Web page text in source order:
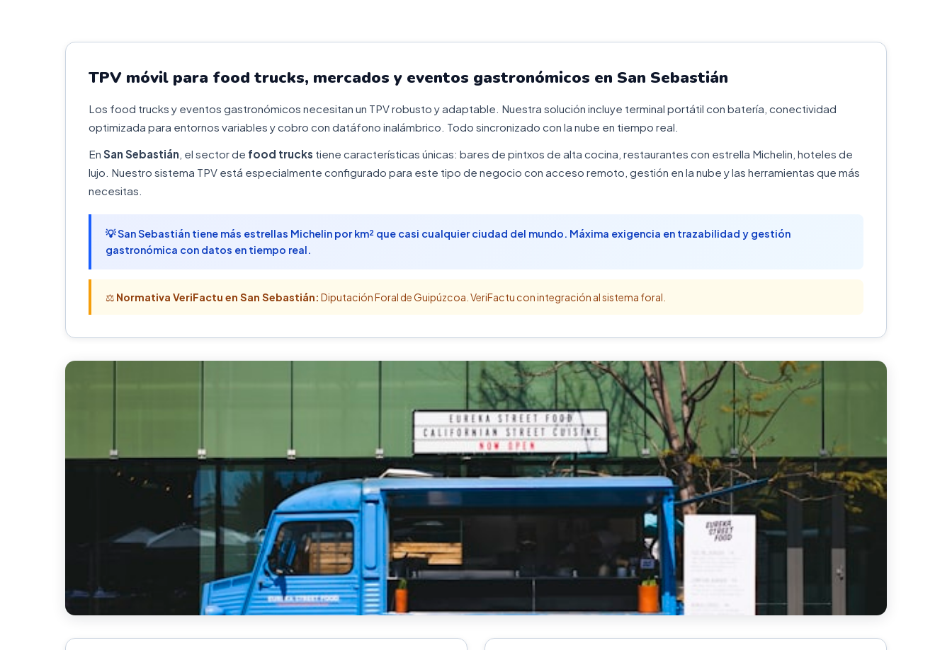
TPV móvil para food trucks, mercados y eventos gastronómicos en San Sebastián
Los food trucks y eventos gastronómicos necesitan un TPV robusto y adaptable. Nuestra solución incluye terminal portátil con batería, conectividad
optimizada para entornos variables y cobro con datáfono inalámbrico. Todo sincronizado con la nube en tiempo real.
En San Sebastián , el sector de food trucks tiene características únicas: bares de pintxos de alta cocina, restaurantes con estrella Michelin, hoteles de
lujo. Nuestro sistema TPV está especialmente configurado para este tipo de negocio con acceso remoto, gestión en la nube y las herramientas que más
necesitas.
💡 San Sebastián tiene más estrellas Michelin por km² que casi cualquier ciudad del mundo. Máxima exigencia en trazabilidad y gestión
gastronómica con datos en tiempo real.
⚖️ Normativa VeriFactu en San Sebastián: Diputación Foral de Guipúzcoa. VeriFactu con integración al sistema foral.